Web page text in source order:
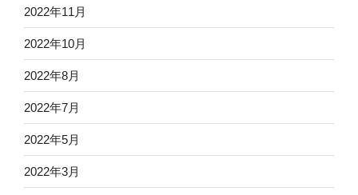
2022年11月
2022年10月
2022年8月
2022年7月
2022年5月
2022年3月